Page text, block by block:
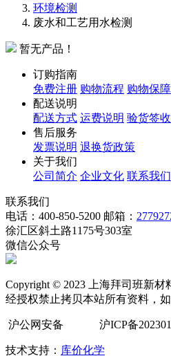
环境检测
废水和工艺用水检测
暂无产品！
订购指南
免费注册 购物流程 购物保障
配送说明
配送方式 运费说明 验货签收
售后服务
发票说明 退换货政策
关于我们
公司简介 企业文化 联系我们
联系我们
电话：400-850-5200 邮箱：
徐汇区斜土路1175号303室
微信公众号
Copyright © 2023 上海拜司班新
经授权禁止拷贝本站所有资料，
沪公网安备 沪ICP备
技术支持： 库价化学